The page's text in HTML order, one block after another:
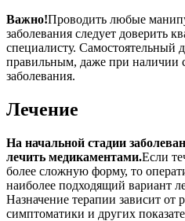
Важно!Проводить любые
заболевания следует доверить
специалисту. Самостоятельный
правильным, даже при наличии
заболевания.
Лечение
На начальной стадии
лечить медикаментами.Если
более сложную форму, то
наиболее подходящий вариант
Назначение терапии зависит от
симптоматики и других